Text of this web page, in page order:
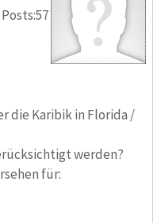
die Karibik in Florida /
werden?
für: